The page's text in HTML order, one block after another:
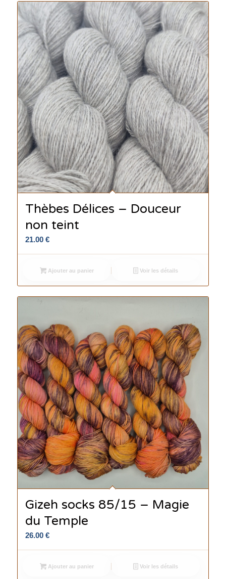
Thèbes Délices – Douceur
non teint
21.00 €
Ajouter au panier Voir les détails
Gizeh socks 85/15 – Magie
du Temple
26.00 €
Ajouter au panier Voir les détails